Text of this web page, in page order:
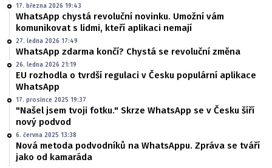
17. března 2026 19:43
WhatsApp chystá revoluční novinku. Umožní vám
komunikovat s lidmi, kteří aplikaci nemají
27. ledna 2026 17:49
WhatsApp zdarma končí? Chystá se revoluční změna
26. ledna 2026 21:19
EU rozhodla o tvrdší regulaci v Česku populární aplikace
WhatsApp
17. prosince 2025 19:37
"Našel jsem tvoji fotku." Skrze WhatsApp se v Česku šíří
nový podvod
6. června 2025 13:38
Nová metoda podvodníků na WhatsAppu. Zpráva se tváří
jako od kamaráda